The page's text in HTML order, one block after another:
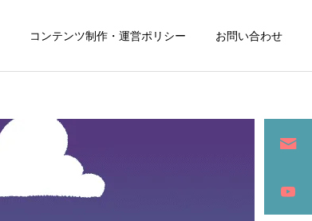
コンテンツ制作・運営ポリシー お問い合わせ
詳細を見る
SEO / セールスライティング